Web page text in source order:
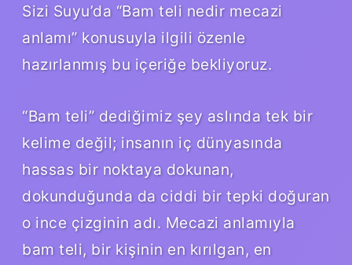
Sizi Suyu’da “Bam teli nedir mecazi
anlamı” konusuyla ilgili özenle
hazırlanmış bu içeriğe bekliyoruz.
“Bam teli” dediğimiz şey aslında tek bir
kelime değil; insanın iç dünyasında
hassas bir noktaya dokunan,
dokunduğunda da ciddi bir tepki doğuran
o ince çizginin adı. Mecazi anlamıyla
bam teli, bir kişinin en kırılgan, en